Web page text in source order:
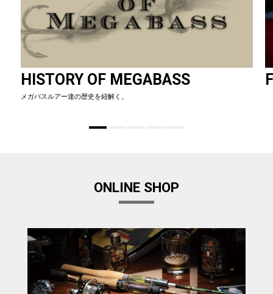
HISTORY OF MEGABASS
メガバスルアー達の歴史を紐解く。
ONLINE SHOP